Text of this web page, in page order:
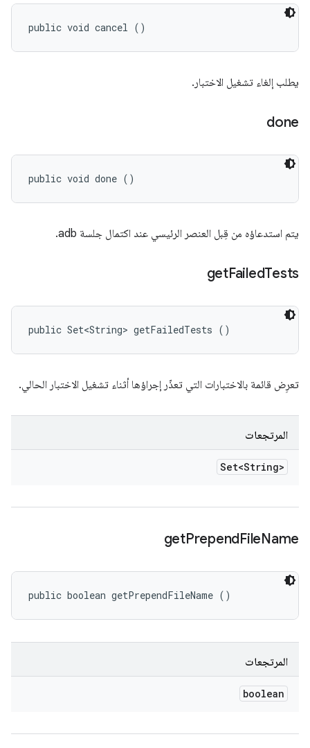
public void cancel ()
يطلب إلغاء تشغيل الاختبار.
done
public void done ()
يتم استدعاؤه من قِبل العنصر الرئيسي عند اكتمال جلسة adb.
getFailedTests
public Set<String> getFailedTests ()
تعرِض قائمة بالاختبارات التي تعذّر إجراؤها أثناء تشغيل الاختبار الحالي.
المرتجعات
Set<String>
getPrependFileName
public boolean getPrependFileName ()
المرتجعات
boolean